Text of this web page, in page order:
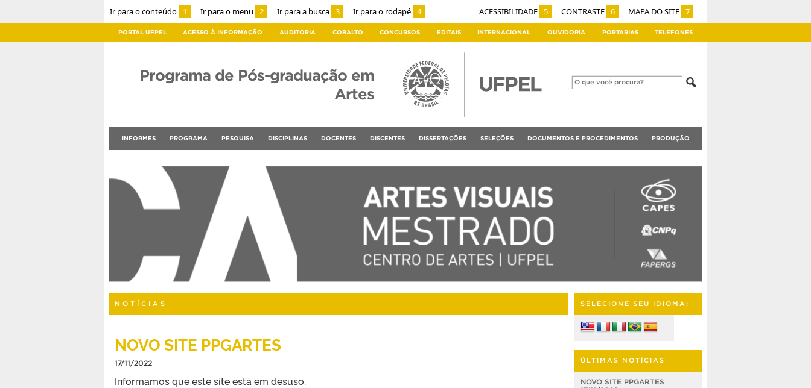
Ir para o conteúdo 1 Ir para o menu 2 Ir para a busca 3 Ir para o rodapé 4 ACESSIBILIDADE 5 CONTRASTE 6 MAPA DO SITE 7
PORTAL UFPEL ACESSO À INFORMAÇÃO AUDITORIA COBALTO CONCURSOS EDITAIS INTERNACIONAL OUVIDORIA PORTARIAS TELEFONES
Programa de Pós-graduação em
Artes
INFORMES PROGRAMA PESQUISA DISCIPLINAS DOCENTES DISCENTES DISSERTAÇÕES SELEÇÕES DOCUMENTOS E PROCEDIMENTOS PRODUÇÃO
NOTÍCIAS
NOVO SITE PPGARTES
17/11/2022
Informamos que este site está em desuso.
SELECIONE SEU IDIOMA:
ÚLTIMAS NOTÍCIAS
NOVO SITE PPGARTES